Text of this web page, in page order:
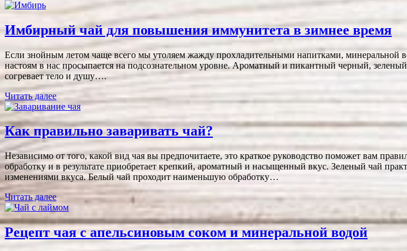
Имбирный чай для повышения иммунитета в зимнее время
Если знойным летом чаще всего мы утоляем жажду прохладительными напитками, минеральной
настоям в нас просыпается на подсознательном уровне. Ароматный и пикантный черный,
согревает тело и душу….
Читать далее
Как правильно заваривать чай?
Независимо от того, какой вид чая вы предпочитаете, это краткое руководство поможет вам
обработку и в результате приобретает крепкий, ароматный и насыщенный вкус. Зеленый чай
изменениями вкуса. Белый чай проходит наименьшую обработку…
Читать далее
Рецепт чая с апельсиновым соком и минеральной водой